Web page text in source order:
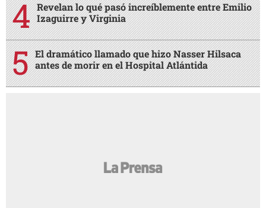
Revelan lo qué pasó increíblemente entre Emilio
Izaguirre y Virginia
El dramático llamado que hizo Nasser Hilsaca
antes de morir en el Hospital Atlántida